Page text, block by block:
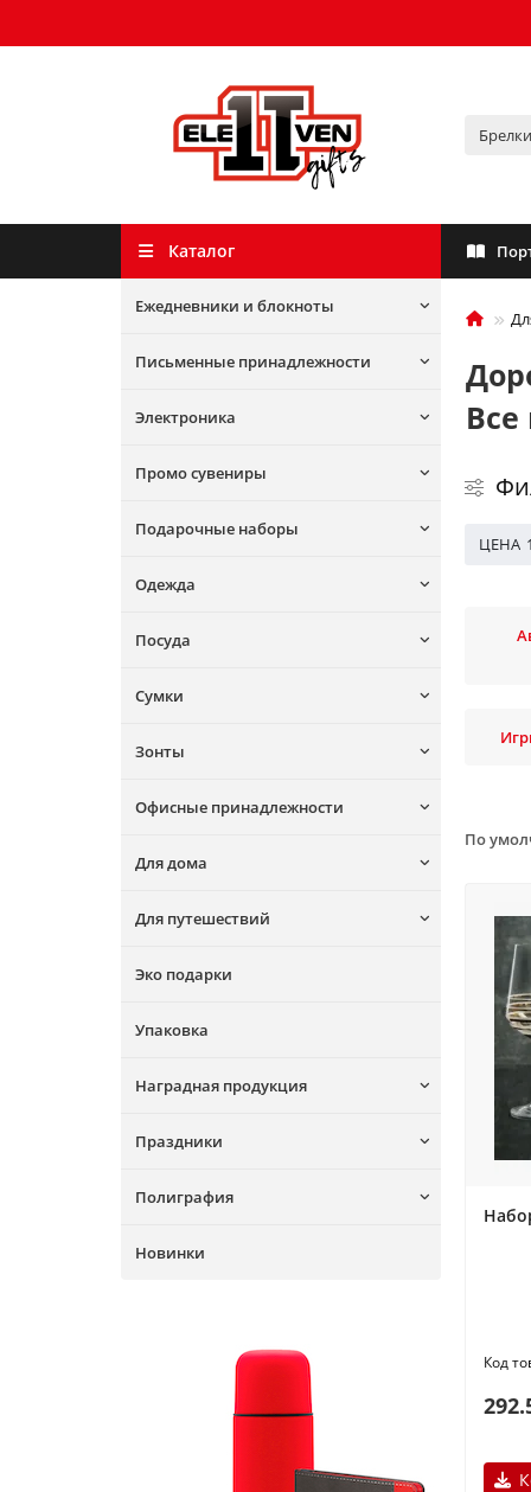
Каталог
Ежедневники и блокноты
Письменные принадлежности
Электроника
Промо сувениры
Подарочные наборы
Одежда
Посуда
Сумки
Зонты
Офисные принадлежности
Для дома
Для путешествий
Эко подарки
Упаковка
Наградная продукция
Праздники
Полиграфия
Новинки
ЦЕНА
По